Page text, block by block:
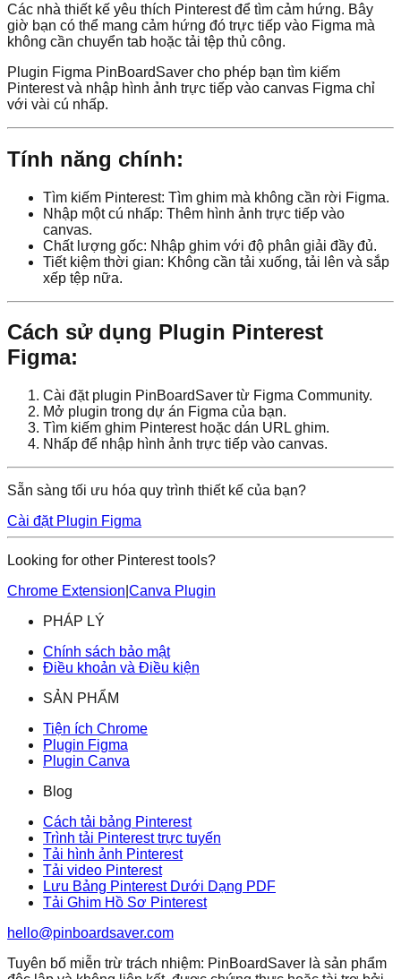
Các nhà thiết kế yêu thích Pinterest để tìm cảm hứng. Bây
giờ bạn có thể mang cảm hứng đó trực tiếp vào Figma mà
không cần chuyển tab hoặc tải tệp thủ công.
Plugin Figma PinBoardSaver cho phép bạn tìm kiếm
Pinterest và nhập hình ảnh trực tiếp vào canvas Figma chỉ
với vài cú nhấp.
Tính năng chính:
Tìm kiếm Pinterest: Tìm ghim mà không cần rời Figma.
Nhập một cú nhấp: Thêm hình ảnh trực tiếp vào
canvas.
Chất lượng gốc: Nhập ghim với độ phân giải đầy đủ.
Tiết kiệm thời gian: Không cần tải xuống, tải lên và sắp
xếp tệp nữa.
Cách sử dụng Plugin Pinterest
Figma:
Cài đặt plugin PinBoardSaver từ Figma Community.
Mở plugin trong dự án Figma của bạn.
Tìm kiếm ghim Pinterest hoặc dán URL ghim.
Nhấp để nhập hình ảnh trực tiếp vào canvas.
Sẵn sàng tối ưu hóa quy trình thiết kế của bạn?
Cài đặt Plugin Figma
Looking for other Pinterest tools?
Chrome Extension Canva Plugin
PHÁP LÝ
Chính sách bảo mật
Điều khoản và Điều kiện
SẢN PHẨM
Tiện ích Chrome
Plugin Figma
Plugin Canva
Blog
Cách tải bảng Pinterest
Trình tải Pinterest trực tuyến
Tải hình ảnh Pinterest
Tải video Pinterest
Lưu Bảng Pinterest Dưới Dạng PDF
Tải Ghim Hồ Sơ Pinterest
hello@pinboardsaver.com
Tuyên bố miễn trừ trách nhiệm: PinBoardSaver là sản phẩm